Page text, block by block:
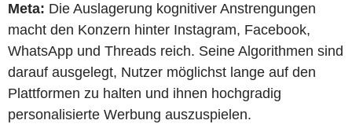
Meta: Die Auslagerung kognitiver Anstrengungen
macht den Konzern hinter Instagram, Facebook,
WhatsApp und Threads reich. Seine Algorithmen sind
darauf ausgelegt, Nutzer möglichst lange auf den
Plattformen zu halten und ihnen hochgradig
personalisierte Werbung auszuspielen.